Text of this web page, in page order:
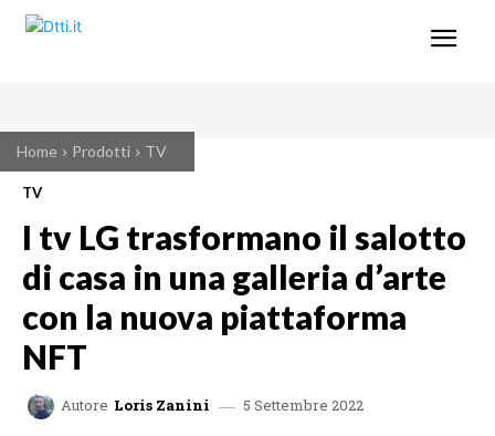
Home Prodotti TV
TV
I tv LG trasformano il salotto
di casa in una galleria d’arte
con la nuova piattaforma
NFT
Autore Loris Zanini 5 Settembre 2022